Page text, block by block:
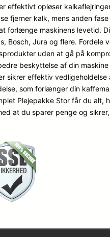
effektivt opløser
fjerner kalk, mens anden
forlænge maskinens levetid.
Bosch, Jura og flere. Fordele
uden at gå på
beskyttelse af din maskine
sikrer effektiv vedligeholdelse
som forlænger din
Plejepakke Stor får du alt,
at du sparer penge og